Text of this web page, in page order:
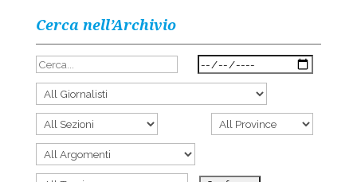
Cerca nell’Archivio